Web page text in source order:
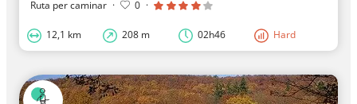
Ruta per caminar · 0 ·
12,1 km 208 m 02h46 Hard